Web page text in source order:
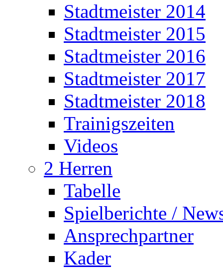
Stadtmeister 2014
Stadtmeister 2015
Stadtmeister 2016
Stadtmeister 2017
Stadtmeister 2018
Trainigszeiten
Videos
2 Herren
Tabelle
Spielberichte /
Ansprechpartner
Kader